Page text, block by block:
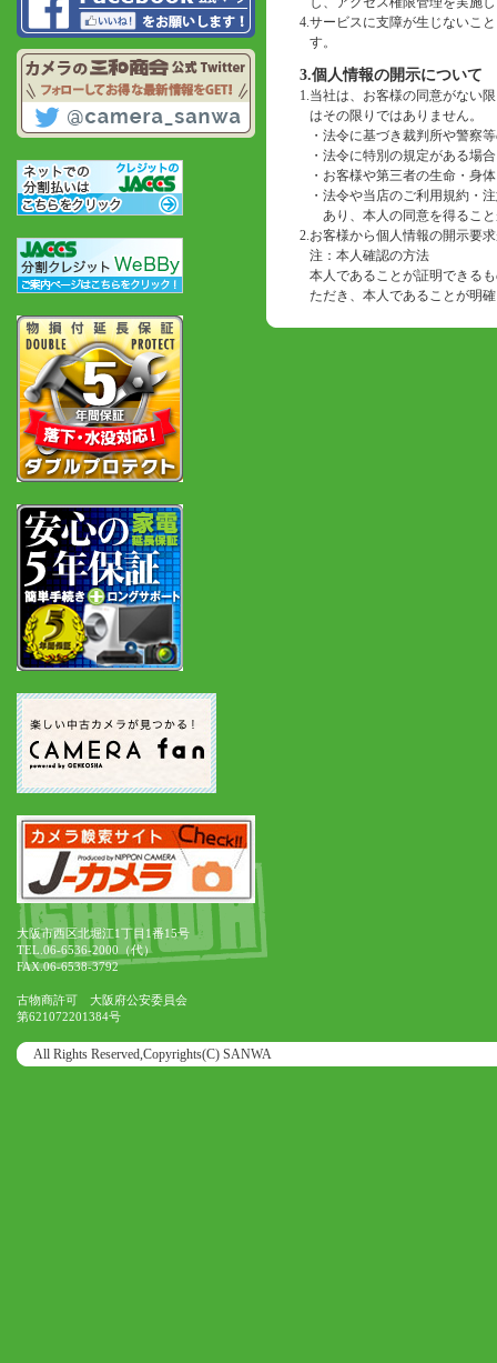
4.サービスに支障が生じないこ
す。
3.個人情報の開示について
1.当社は、お客様の同意がない
はその限りではありません。
・ 法令に基づき裁判所や警察
・ 法令に特別の規定がある場合
・ お客様や第三者の生命・身
・ 法令や当店のご利用規約・
あり、本人の同意を得るこ
2.お客様から個人情報の開示要
注：本人確認の方法
本人であることが証明できる
ただき、本人であることが明
大阪市西区北堀江1丁目1番15号
TEL.06-6536-2000（代）
FAX.06-6538-3792
古物商許可 大阪府公安委員会
第621072201384号
All Rights Reserved,Copyrights(C) SANWA